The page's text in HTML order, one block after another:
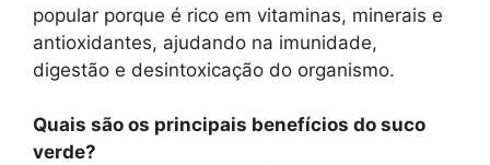
popular porque é rico em vitaminas, minerais e
antioxidantes, ajudando na imunidade,
digestão e desintoxicação do organismo.
Quais são os principais benefícios do suco
verde?